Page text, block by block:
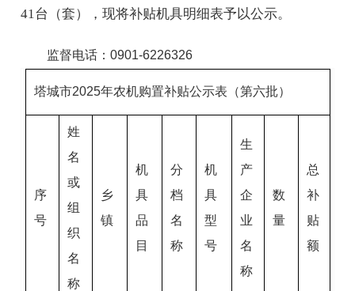
41台（套），现将补贴机具明细表予以公示。
监督电话：0901-6226326
塔城市2025年农机购置补贴公示表（第六批）
序
号
姓
名
或
组
织
名
称
乡
镇
机
具
品
目
分
档
名
称
机
具
型
号
生
产
企
业
名
称
数
量
总
补
贴
额